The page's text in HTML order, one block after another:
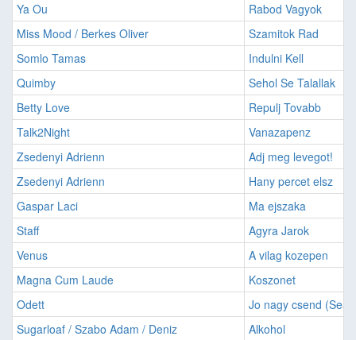
Ya Ou
Rabod Vagyok
Miss Mood / Berkes Oliver
Szamitok Rad
Somlo Tamas
Indulni Kell
Quimby
Sehol Se Talallak
Betty Love
Repulj Tovabb
Talk2Night
Vanazapenz
Zsedenyi Adrienn
Adj meg levegot!
Zsedenyi Adrienn
Hany percet elsz
Gaspar Laci
Ma ejszaka
Staff
Agyra Jarok
Venus
A vilag kozepen
Magna Cum Laude
Koszonet
Odett
Jo nagy csend
Sugarloaf / Szabo Adam / Deniz
Alkohol